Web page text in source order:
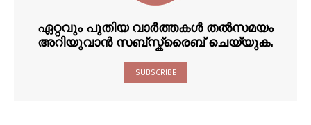
ഏറ്റവും പുതിയ വാർത്തകൾ തൽസമയം
അറിയുവാൻ സബ്സ്ക്രൈബ് ചെയ്യുക.
SUBSCRIBE